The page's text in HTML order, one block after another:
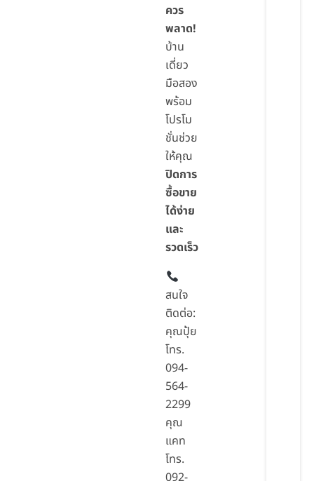
ควร
พลาด!
บ้าน
เดี่ยว
มือสอง
พร้อม
โปรโม
ชั่นช่วย
ให้คุณ
ปิดการ
ซื้อขาย
ได้ง่าย
และ
รวดเร็ว
สนใจ
ติดต่อ:
คุณปุ้ย
โทร.
094-
564-
2299
คุณ
แคท
โทร.
092-